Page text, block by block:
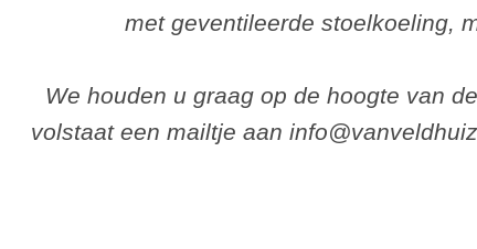
met geventileerde stoelkoeling,
We houden u graag op de hoogte van
volstaat een mailtje aan